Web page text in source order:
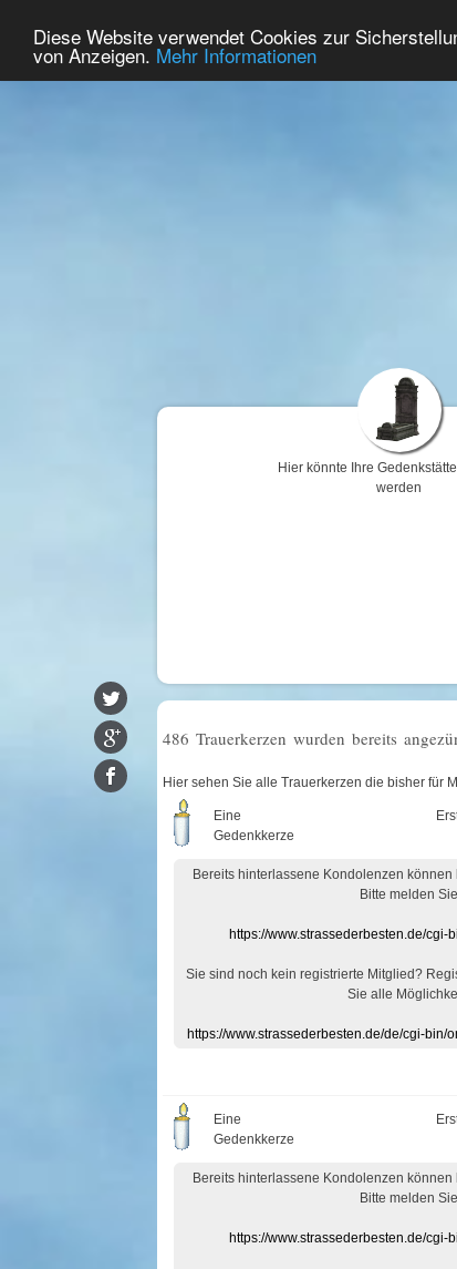
Diese Website verwendet Cookies zur
von Anzeigen. Mehr Informationen
Home Premium
Hier könnte Ihre
werden
486 Trauerkerzen wurden bereits
Hier sehen Sie alle Trauerkerzen die bisher für
Eine
Gedenkkerze
Bereits hinterlassene Kondolenzen
Bitte melden
https://www.strassederbesten.de/
Sie sind noch kein registrierte Mitglied?
Sie alle
https://www.strassederbesten.de/de/cgi-
Eine
Gedenkkerze
Bereits hinterlassene Kondolenzen
Bitte melden
https://www.strassederbesten.de/